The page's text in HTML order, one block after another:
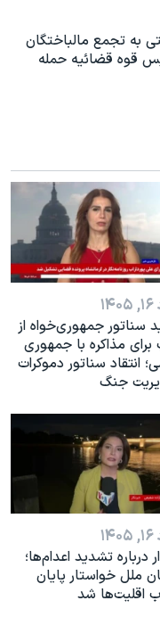
به تجمع مالباختگان
قوه قضائیه حمله
سناتور جمهوری‌خواه از
برای مذاکره با جمهوری
انتقاد سناتور دموکرات
جنگ
درباره تشدید اعدام‌ها؛
ملل خواستار پایان
اقلیت‌ها شد